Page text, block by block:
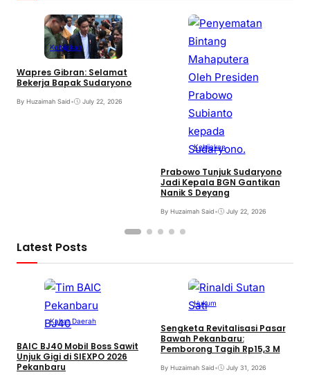
Kebijakan
Wapres Gibran: Selamat
Bekerja Bapak Sudaryono
By Huzaimah Said• July 22, 2026
Kebijakan
Prabowo Tunjuk Sudaryono
Jadi Kepala BGN Gantikan
Nanik S Deyang
By Huzaimah Said• July 22, 2026
Latest Posts
Kabar Daerah
BAIC BJ40 Mobil Boss Sawit
Unjuk Gigi di SIEXPO 2026
Pekanbaru
Hukum
Sengketa Revitalisasi Pasar
Bawah Pekanbaru:
Pemborong Tagih Rp15,3 M
By Huzaimah Said• July 31, 2026